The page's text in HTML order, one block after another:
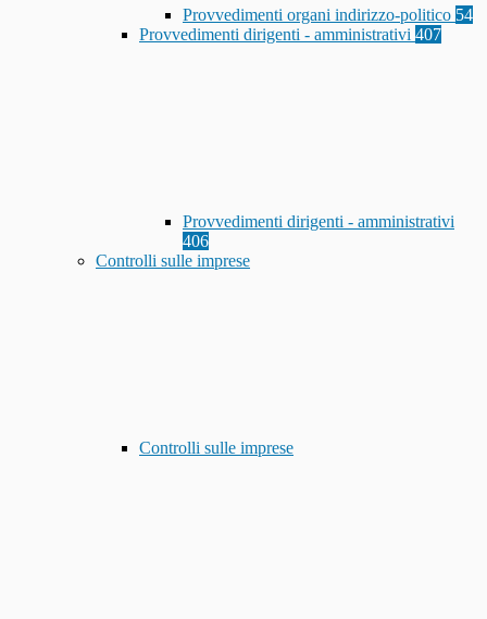
Provvedimenti organi indirizzo-politico 54
Provvedimenti dirigenti - amministrativi 407
Provvedimenti dirigenti - amministrativi
406
Controlli sulle imprese
Controlli sulle imprese